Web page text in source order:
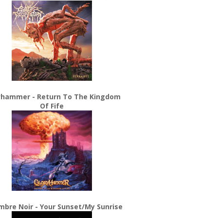
- Return To The Kingdom
Of Fife
Noir - Your Sunset/My Sunrise